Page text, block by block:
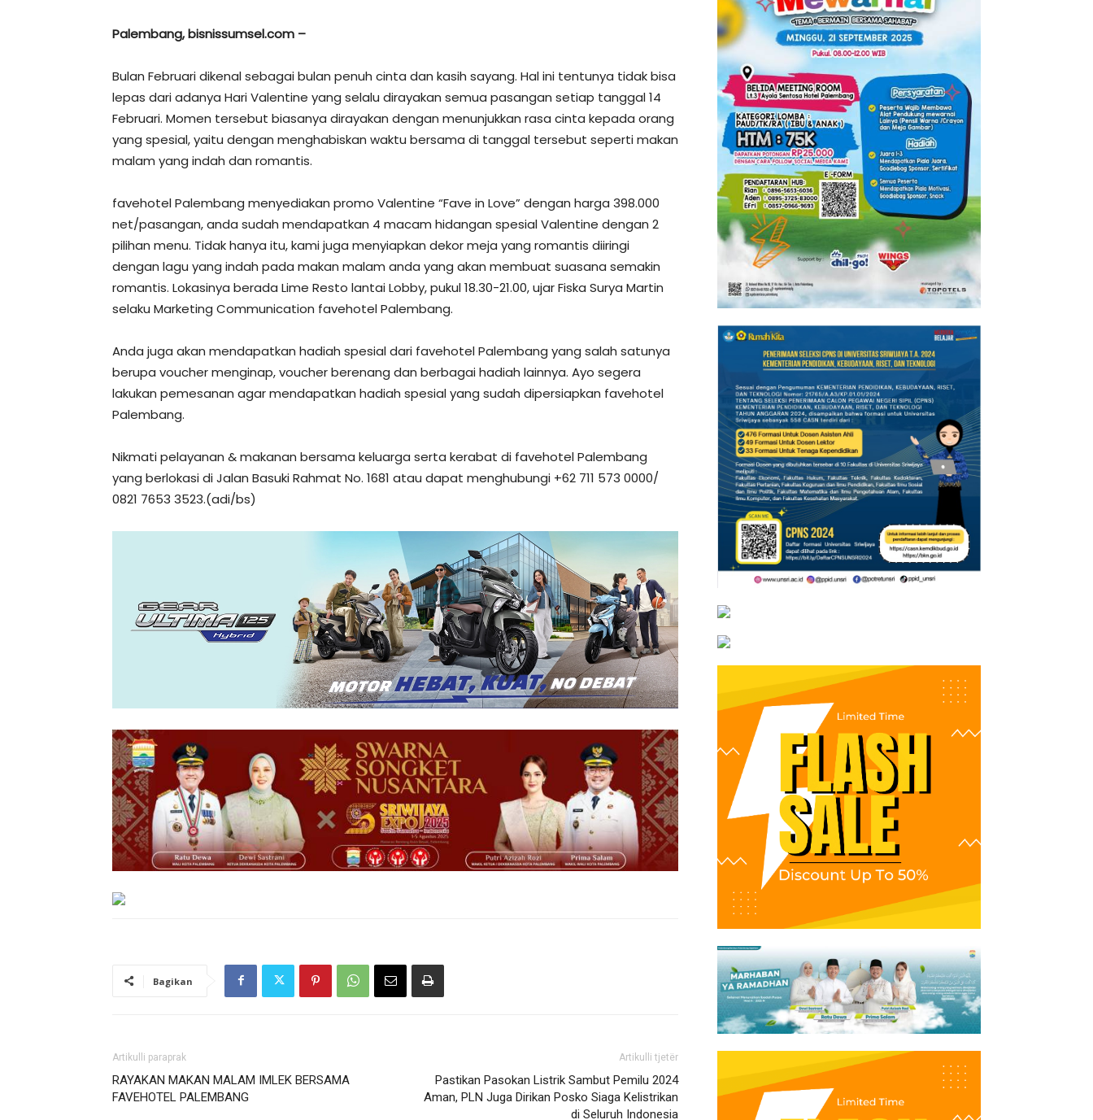
Palembang, bisnissumsel.com –
Bulan Februari dikenal sebagai bulan penuh cinta dan kasih sayang. Hal ini tentunya tidak bisa
lepas dari adanya Hari Valentine yang selalu dirayakan semua pasangan setiap tanggal 14
Februari. Momen tersebut biasanya dirayakan dengan menunjukkan rasa cinta kepada orang
yang spesial, yaitu dengan menghabiskan waktu bersama di tanggal tersebut seperti makan
malam yang indah dan romantis.
favehotel Palembang menyediakan promo Valentine “Fave in Love” dengan harga 398.000
net/pasangan, anda sudah mendapatkan 4 macam hidangan spesial Valentine dengan 2
pilihan menu. Tidak hanya itu, kami juga menyiapkan dekor meja yang romantis diiringi
dengan lagu yang indah pada makan malam anda yang akan membuat suasana semakin
romantis. Lokasinya berada Lime Resto lantai Lobby, pukul 18.30-21.00, ujar Fiska Surya Martin
selaku Marketing Communication favehotel Palembang.
Anda juga akan mendapatkan hadiah spesial dari favehotel Palembang yang salah satunya
berupa voucher menginap, voucher berenang dan berbagai hadiah lainnya. Ayo segera
lakukan pemesanan agar mendapatkan hadiah spesial yang sudah dipersiapkan favehotel
Palembang.
Nikmati pelayanan & makanan bersama keluarga serta kerabat di favehotel Palembang
yang berlokasi di Jalan Basuki Rahmat No. 1681 atau dapat menghubungi +62 711 573 0000/
0821 7653 3523.(adi/bs)
Bagikan
Artikulli paraprak
RAYAKAN MAKAN MALAM IMLEK BERSAMA
FAVEHOTEL PALEMBANG
Artikulli tjetër
Pastikan Pasokan Listrik Sambut Pemilu 2024
Aman, PLN Juga Dirikan Posko Siaga Kelistrikan
di Seluruh Indonesia